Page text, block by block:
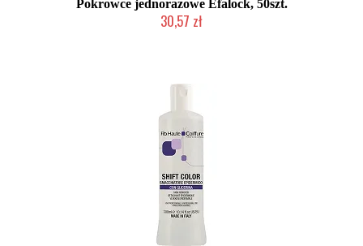
Pokrowce jednorazowe Efalock, 50szt.
30,57 zł